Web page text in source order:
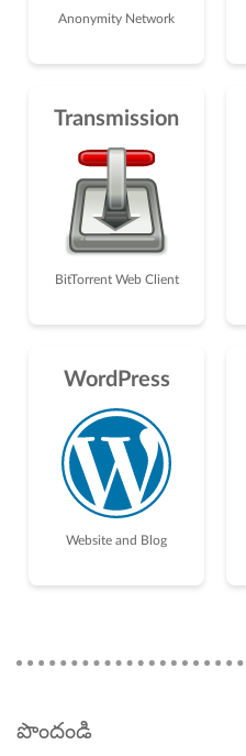
Anonymity Network
Transmission
BitTorrent Web Client
WordPress
Website and Blog
పొందండి